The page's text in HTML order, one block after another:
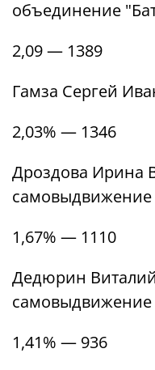
объединение
2,09 — 1389
Гамза Сергей
2,03% — 1346
Дроздова Ирина
самовыдвижение
1,67% — 1110
Дедюрин
самовыдвижение
1,41% — 936